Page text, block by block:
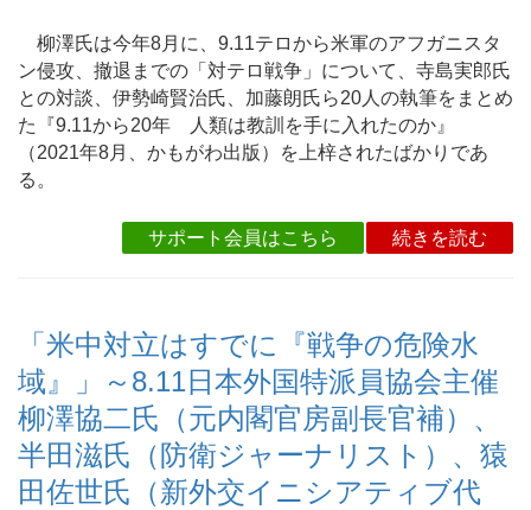
柳澤氏は今年8月に、9.11テロから米軍のアフガニスタ
ン侵攻、撤退までの「対テロ戦争」について、寺島実郎氏
との対談、伊勢崎賢治氏、加藤朗氏ら20人の執筆をまとめ
た『9.11から20年 人類は教訓を手に入れたのか』
（2021年8月、かもがわ出版）を上梓されたばかりであ
る。
サポート会員はこちら 続きを読む
「米中対立はすでに『戦争の危険水
域』」～8.11日本外国特派員協会主催
柳澤協二氏（元内閣官房副長官補）、
半田滋氏（防衛ジャーナリスト）、猿
田佐世氏（新外交イニシアティブ代